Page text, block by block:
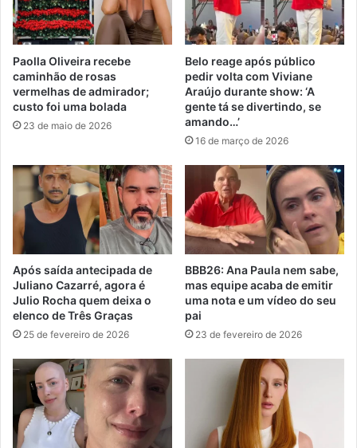
Paolla Oliveira recebe
caminhão de rosas
vermelhas de admirador;
custo foi uma bolada
23 de maio de 2026
Belo reage após público
pedir volta com Viviane
Araújo durante show: ‘A
gente tá se divertindo, se
amando…’
16 de março de 2026
Após saída antecipada de
Juliano Cazarré, agora é
Julio Rocha quem deixa o
elenco de Três Graças
25 de fevereiro de 2026
BBB26: Ana Paula nem sabe,
mas equipe acaba de emitir
uma nota e um vídeo do seu
pai
23 de fevereiro de 2026